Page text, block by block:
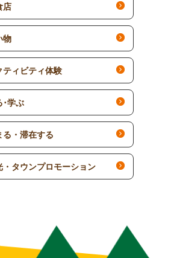
店
物
ティビティ体験
･学ぶ
る・滞在する
・タウンプロモーション